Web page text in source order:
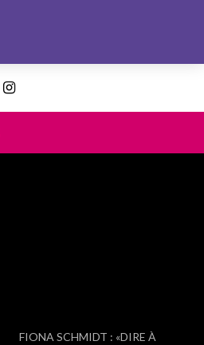
FIONA SCHMIDT : «DIRE À